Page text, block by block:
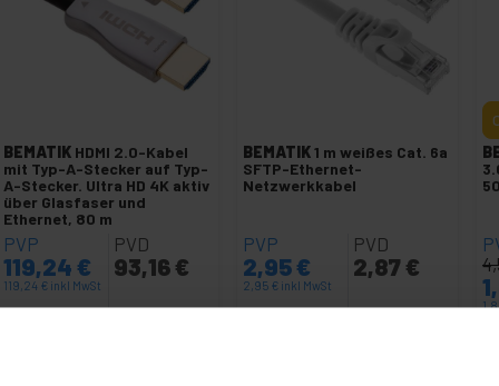
BEMATIK HDMI 2.0-Kabel
mit Typ-A-Stecker auf Typ-
A-Stecker. Ultra HD 4K aktiv
über Glasfaser und
Ethernet, 80 m
PVP
119,24 €
119,24 € inkl MwSt
PVD
93,16 €
BEMATIK1 m weißes Cat. 6a
SFTP-Ethernet-
Netzwerkkabel
PVP
2,95€
2,95 € inkl MwSt
PVD
2,87 €